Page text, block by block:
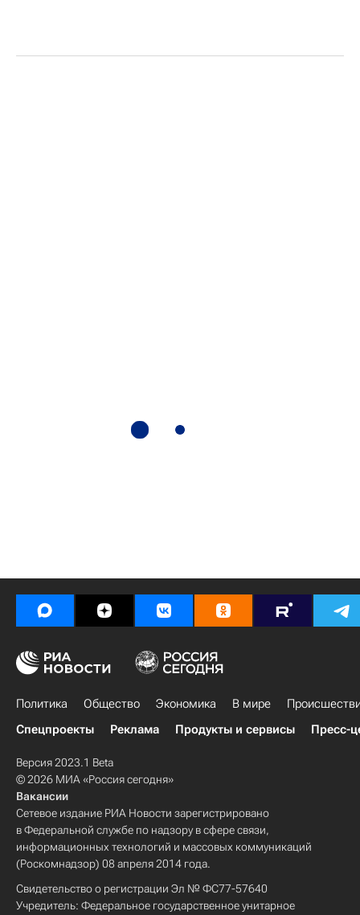
Политика Общество Экономика В мире
Спецпроекты
Реклама Продукты и сервисы Пресс-
Версия 2023.1 Beta
© 2026 МИА «Россия сегодня»
Вакансии
Сетевое издание РИА Новости зарегистрировано
в Федеральной службе по надзору в сфере связи,
информационных технологий и массовых коммуникаций
(Роскомнадзор) 08 апреля 2014 года.
Свидетельство о регистрации Эл № ФС77-57640
Учредитель: Федеральное государственное унитарное